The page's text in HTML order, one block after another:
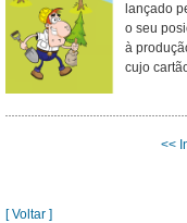
lançado
o seu
à
cujo
<<
[ Voltar ]